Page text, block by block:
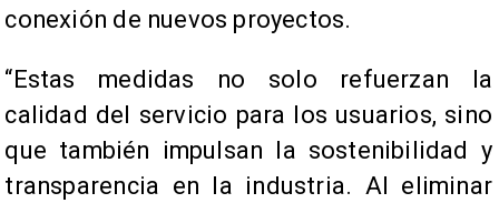
conexión de nuevos proyectos.
“Estas medidas no solo refuerzan la
calidad del servicio para los usuarios, sino
que también impulsan la sostenibilidad y
transparencia en la industria. Al eliminar